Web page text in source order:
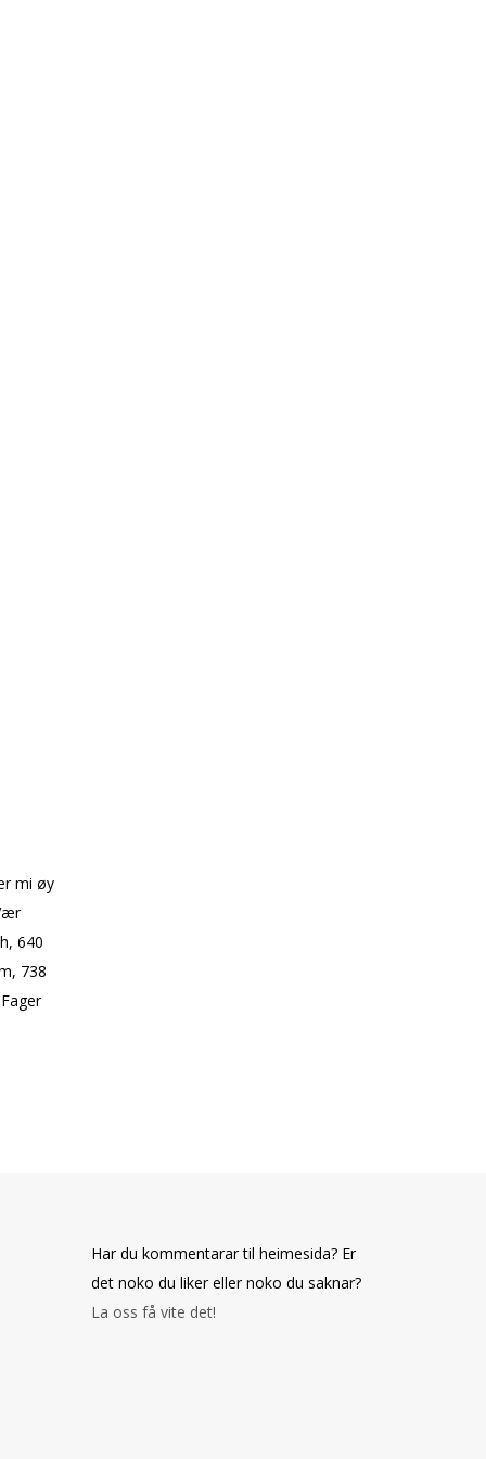
mi øy
640
738
Har du kommentarar til heimesida? Er
det noko du liker eller noko du saknar?
La oss få vite det!